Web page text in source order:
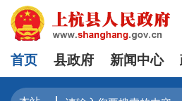
首页 县政府 新闻中心